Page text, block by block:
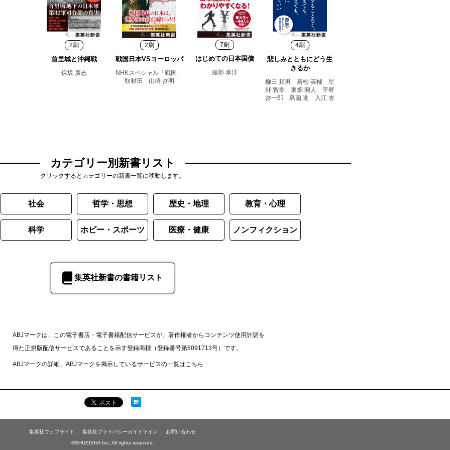
2刷
首里城と沖縄戦
保坂 廣志
2刷
戦国日本VSヨーロッパ
NHKスペシャル「戦国」
取材班 山崎 啓明
7刷
はじめての日本国債
服部 孝洋
4刷
悲しみとともにどう生
きるか
柳田 邦男 若松 英輔 星
野 智幸 東畑 開人 平野
啓一郎 島薗 進 入江 杏
カテゴリー別新書リスト
クリックするとカテゴリーの新書一覧に移動します。
社会 哲学・思想 歴史・地理 教育・心理
科学 ホビー・スポーツ 医療・健康 ノンフィクション
集英社新書の書籍リスト
ABJマークは、この電子書店・電子書籍配信サービスが、著作権者からコンテンツ使用許諾を
得た正規版配信サービスであることを示す登録商標（登録番号第6091713号）です。
ABJマークの詳細、ABJマークを掲示しているサービスの一覧はこちら
集英社ウェブサイト 集英社プライバシーガイドライン
お問い合わせ
©SHUEISHA Inc. All rights reserved.